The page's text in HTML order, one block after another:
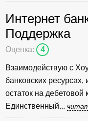
Интернет
Поддержка
Оценка: 4
Взаимодействую с
банковских
остаток на
Единственный...